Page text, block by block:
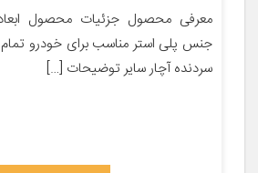
جنس پلی استر مناسب برای خودرو
سردنده آچار سایر توضیحات […]